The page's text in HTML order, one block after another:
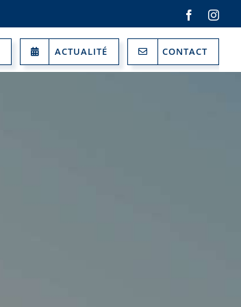
Facebook
ACTUALITÉ CONTACT